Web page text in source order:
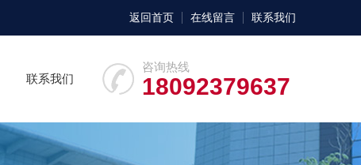
返回首页 在线留言 联系我们
咨询热线
18092379637
联系我们